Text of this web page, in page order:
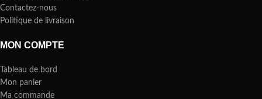
Contactez-nous
Politique de livraison
MON COMPTE
Tableau de bord
Mon panier
Ma commande